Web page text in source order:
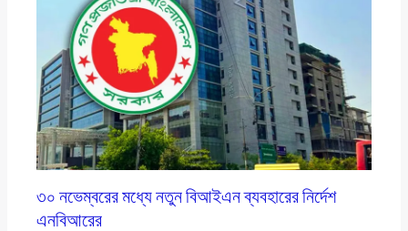
৩০ নভেম্বরের মধ্যে নতুন বিআইএন ব্যবহারের নির্দেশ
এনবিআরের